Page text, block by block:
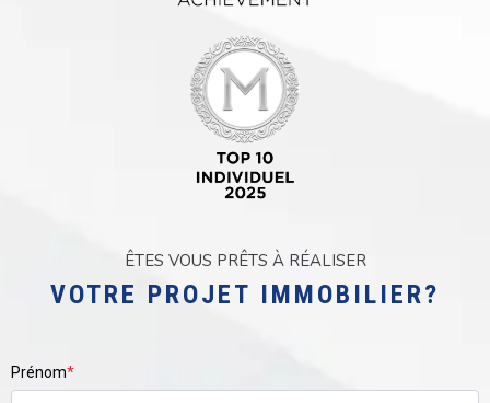
ÊTES VOUS PRÊTS À RÉALISER
VOTRE PROJET IMMOBILIER?
Prénom*